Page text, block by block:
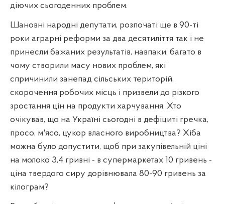
діючих сьогоденних проблем.
Шановні народні депутати, розпочаті ще в 90-ті
роки аграрні реформи за два десятиліття так і не
принесли бажаних результатів, навпаки, багато в
чому створили масу нових проблем, які
спричинили занепад сільських територій,
скорочення робочих місць і призвели до різкого
зростання цін на продукти харчування. Хто
очікував, що на Україні сьогодні в дефіциті гречка,
просо, м'ясо, цукор власного виробництва? Хіба
можна було допустити, щоб при закупівельній ціні
на молоко 3,4 гривні - в супермаркетах 10 гривень -
ціна твердого сиру дорівнювала 80-90 гривень за
кілограм?